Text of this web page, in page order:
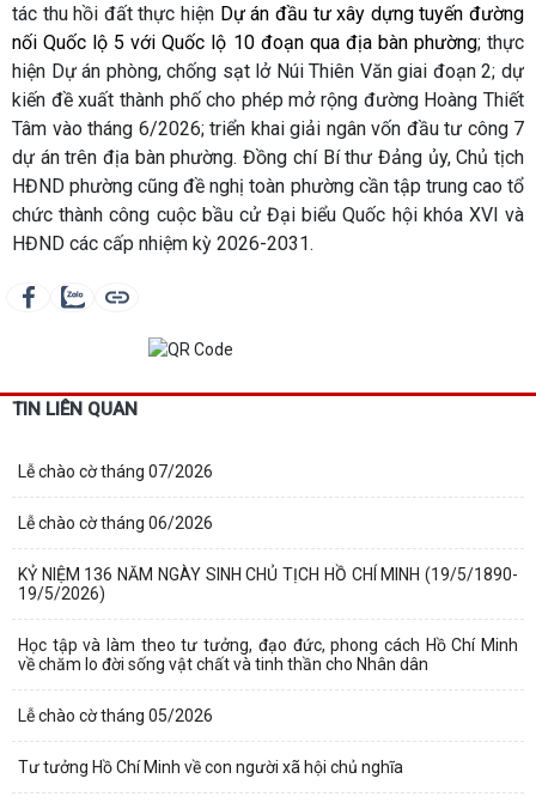
tác thu hồi đất thực hiện Dự án đầu tư xây dựng tuyến đường
nối Quốc lộ 5 với Quốc lộ 10 đoạn qua địa bàn phường; thực
hiện Dự án phòng, chống sạt lở Núi Thiên Văn giai đoạn 2; dự
kiến đề xuất thành phố cho phép mở rộng đường Hoàng Thiết
Tâm vào tháng 6/2026; triển khai giải ngân vốn đầu tư công 7
dự án trên địa bàn phường. Đồng chí Bí thư Đảng ủy, Chủ tịch
HĐND phường cũng đề nghị toàn phường cần tập trung cao tổ
chức thành công cuộc bầu cử Đại biểu Quốc hội khóa XVI và
HĐND các cấp nhiệm kỳ 2026-2031.
TIN LIÊN QUAN
Lễ chào cờ tháng 07/2026
Lễ chào cờ tháng 06/2026
KỶ NIỆM 136 NĂM NGÀY SINH CHỦ TỊCH HỒ CHÍ MINH (19/5/1890-
19/5/2026)
Học tập và làm theo tư tưởng, đạo đức, phong cách Hồ Chí Minh
về chăm lo đời sống vật chất và tinh thần cho Nhân dân
Lễ chào cờ tháng 05/2026
Tư tưởng Hồ Chí Minh về con người xã hội chủ nghĩa